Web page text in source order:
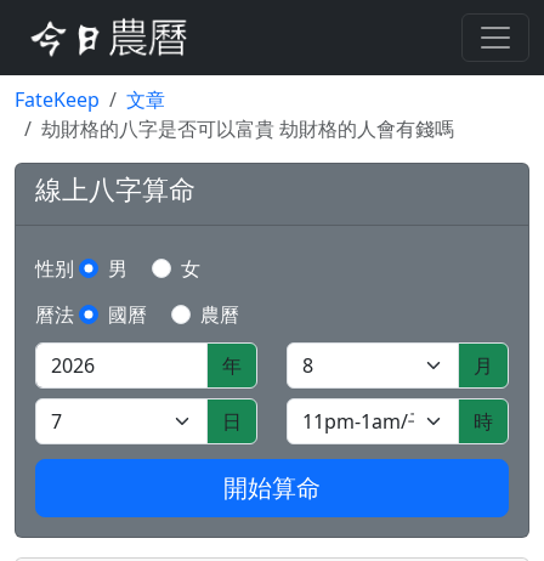
FateKeep
文章
劫財格的八字是否可以富貴 劫財格的人會有錢嗎
線上八字算命
性别 男
女
曆法
國曆
農曆
年
月
日 時
開始算命